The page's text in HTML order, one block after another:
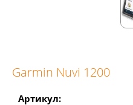
Garmin Nuvi 1200
Артикул: